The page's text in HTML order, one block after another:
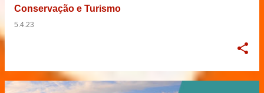
Conservação e Turismo
5.4.23